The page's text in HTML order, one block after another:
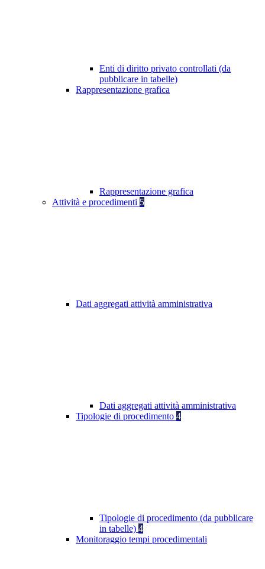
Enti di diritto privato controllati (da
pubblicare in tabelle)
Rappresentazione grafica
Rappresentazione grafica
Attività e procedimenti 5
Dati aggregati attività amministrativa
Dati aggregati attività amministrativa
Tipologie di procedimento 4
Tipologie di procedimento (da pubblicare
in tabelle) 4
Monitoraggio tempi procedimentali